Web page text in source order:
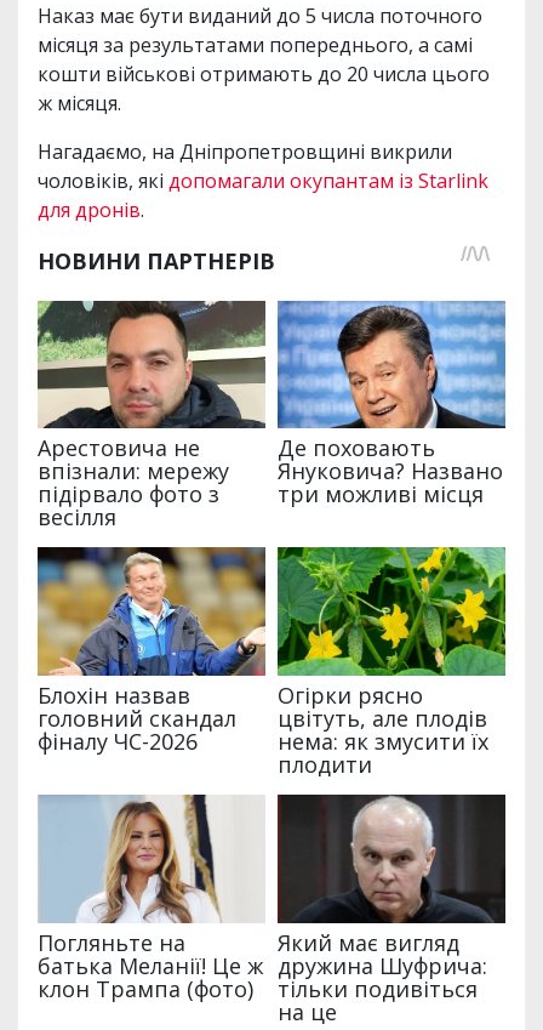
Наказ має бути виданий до 5 числа поточного
місяця за результатами попереднього, а самі
кошти військові отримають до 20 числа цього
ж місяця.
Нагадаємо, на Дніпропетровщині викрили
чоловіків, які допомагали окупантам із Starlink
для дронів.